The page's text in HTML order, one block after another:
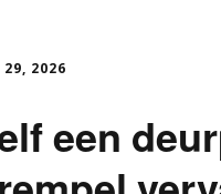
29, 2026
een